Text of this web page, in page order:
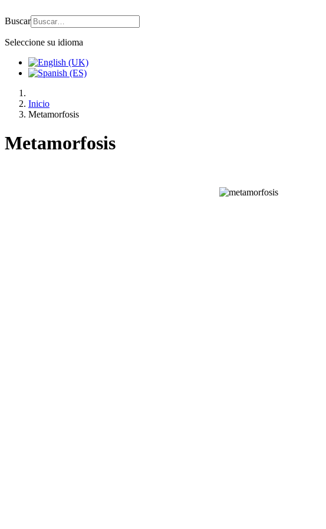
Buscar
Seleccione su idioma
Inicio
Metamorfosis
Metamorfosis